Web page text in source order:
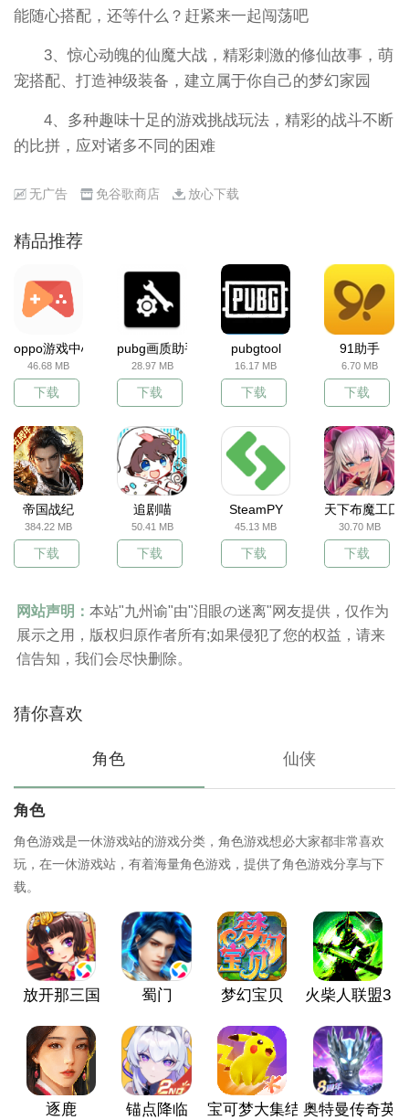
能随心搭配，还等什么？赶紧来一起闯荡吧
3、惊心动魄的仙魔大战，精彩刺激的修仙故事，萌
宠搭配、打造神级装备，建立属于你自己的梦幻家园
4、多种趣味十足的游戏挑战玩法，精彩的战斗不断
的比拼，应对诸多不同的困难
无广告 免谷歌商店 放心下载
精品推荐
oppo游戏中心
46.68 MB
下载
pubg画质助手
28.97 MB
下载
pubgtool
16.17 MB
下载
91助手
6.70 MB
下载
帝国战纪
384.22 MB
下载
追剧喵
50.41 MB
下载
SteamPY
45.13 MB
下载
天下布魔工囗
30.70 MB
下载
网站声明： 本站"九州谕"由"泪眼の迷离"网友提供，仅作为
展示之用，版权归原作者所有;如果侵犯了您的权益，请来
信告知，我们会尽快删除。
猜你喜欢
角色 仙侠
角色
角色游戏是一休游戏站的游戏分类，角色游戏想必大家都非常喜欢
玩，在一休游戏站，有着海量角色游戏，提供了角色游戏分享与下
载。
放开那三国 蜀门 梦幻宝贝 火柴人联盟3
逐鹿 锚点降临 宝可梦大集结 奥特曼传奇英